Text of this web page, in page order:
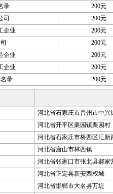
录
200元
司
200元
企业
200元
200元
企业
200元
企业
200元
录
200元
河北省石家庄市晋州市中兴
河北省开平区栗园镇栗园村
河北省石家庄市桥西区汇
河北省唐山市林西镇
河北省张家口市张北县郝家
河北省正定县新安西权城
河北省邯郸市大名县万堤